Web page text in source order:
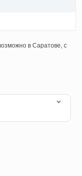
в Саратове, с